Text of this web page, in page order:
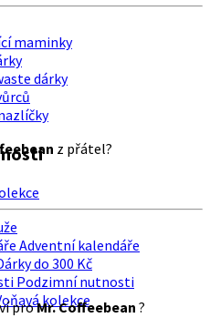
maminky
dárky
Adventní kalendáře
do 300 Kč
Podzimní nutnosti
kolekce
z přátel?
proMr. Coffeebean ?